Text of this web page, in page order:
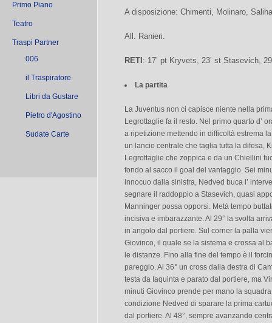
Primo Piano
Teatro
Traspi Partner
006
il Traspiratore
Libri da Gustare
Pietro d'Agostino
Sudate Carte
A disposizione: Chimenti, Molinaro,
All. Ranieri.
RETI : 17’ pt Kryvets, 23’ st Stasevich,
La partita
La Juventus non ci capisce niente nella
Legrottaglie fa il resto. Nel primo quarto d’
a ripetizione mettendo in difficoltà estrema
un lancio centrale che taglia tutta la difesa,
Legrottaglie che zoppica e da un Chiellini
fondo al sacco il goal del vantaggio. Sei
innocuo dalla sinistra, Nedved buca l’
segnare il raddoppio a Stasevich, quasi
Manninger possa opporsi. Metà tempo
incisiva e imbarazzante. Al 29° la svolta
in angolo dal portiere. Sul corner la palla
Giovinco, il quale se la sistema e crossa al
le distanze. Fino alla fine del tempo è il
pareggio. Al 36° un cross dalla destra di
testa da Iaquinta e parato dal portiere, ma
minuti Giovinco prende per mano la
condizione Nedved di sparare la prima
dal portiere. Al 48°, sempre avanzando